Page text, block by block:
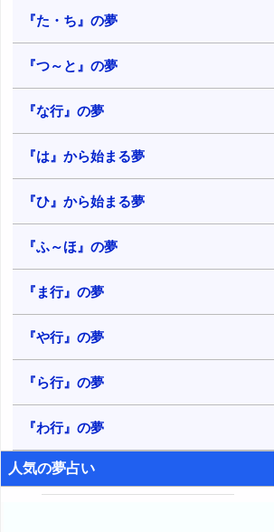
『た・ち』の夢
『つ～と』の夢
『な行』の夢
『は』から始まる夢
『ひ』から始まる夢
『ふ～ほ』の夢
『ま行』の夢
『や行』の夢
『ら行』の夢
『わ行』の夢
人気の夢占い